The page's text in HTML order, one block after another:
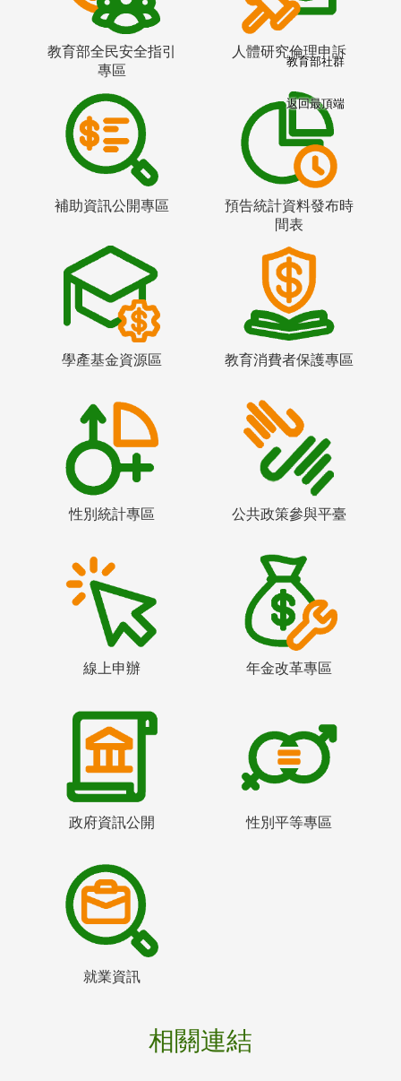
教育部全民安全指引
專區
人體研究倫理申訴
補助資訊公開專區
預告統計資料發布時
間表
學產基金資源區 教育消費者保護專區
性別統計專區 公共政策參與平臺
線上申辦 年金改革專區
政府資訊公開 性別平等專區
就業資訊
相關連結
教育部社群
返回最頂端